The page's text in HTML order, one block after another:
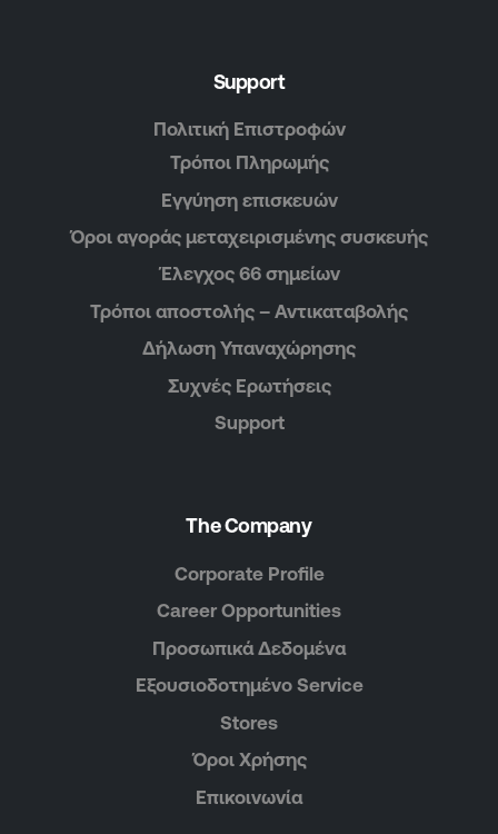
Support
Πολιτική Επιστροφών
Τρόποι Πληρωμής
Εγγύηση επισκευών
Όροι αγοράς μεταχειρισμένης συσκευής
Έλεγχος 66 σημείων
Τρόποι αποστολής – Αντικαταβολής
Δήλωση Υπαναχώρησης
Συχνές Ερωτήσεις
Support
The Company
Corporate Profile
Career Opportunities
Προσωπικά Δεδομένα
Εξουσιοδοτημένο Service
Stores
Όροι Χρήσης
Επικοινωνία